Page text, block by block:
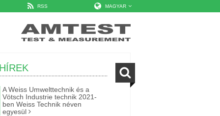
RSS MAGYAR
HÍREK
A Weiss Umwelttechnik és a
Vötsch Industrie technik 2021-
ben Weiss Technik néven
egyesül